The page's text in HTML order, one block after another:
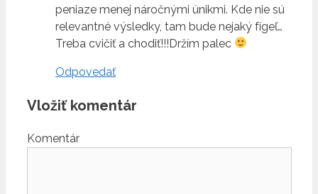
peniaze menej náročnými únikmi. Kde nie sú
relevantné výsledky, tam bude nejaký fígeľ…
Treba cvičiť a chodiť!!!Držím palec
Odpovedať
Vložiť komentár
Komentár